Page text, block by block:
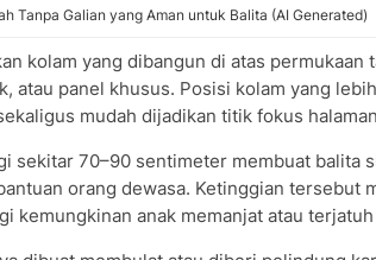
Tanpa Galian yang Aman untuk Balita (AI Generated)
kolam yang dibangun di atas permukaan
atau panel khusus. Posisi kolam yang
mudah dijadikan titik fokus
sekitar 70–90 sentimeter membuat balita
orang dewasa. Ketinggian tersebut
kemungkinan anak memanjat atau